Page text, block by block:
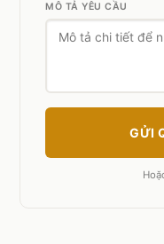
MÔ TẢ YÊU CẦU
GỬI